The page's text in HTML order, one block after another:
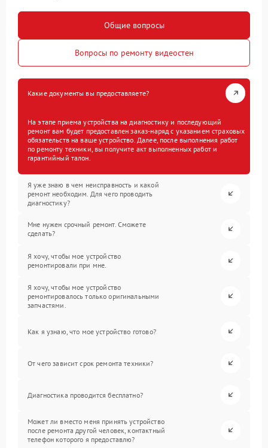
Общие вопросы
Вопросы по ремонту видеостен
Какие документы вы предоставляете?
На этапе приема устройства на диагностику и последующий
ремонт вам будет предоставлен заказ-наряд с указанием страховых
обязательств на ваше устройство. Далее, после выполнения работ
по ремонту техники, вы получите акт выполненных работ и
гарантийный талон.
Я уже знаю в чем неисправность и какой
ремонт необходим. Для чего проводить
диагностику?
Мне нужен срочный ремонт. Сможете
сделать?
Я хочу, чтобы мое устройство
ремонтировали при мне.
Я хочу, чтобы мое устройство
ремонтировалось только оригинальными
запчастями.
Как я узнаю, что мое устройство готово?
От чего зависит срок ремонта техники?
Диагностика проводится бесплатно?
Может ли вместо меня принять устройство
после ремонта другой человек, контактный
телефон которого я предоставлю?